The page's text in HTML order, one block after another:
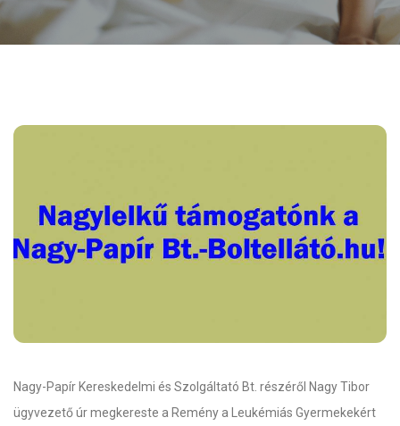
Nagy-Papír Kereskedelmi és Szolgáltató Bt. részéről Nagy Tibor
ügyvezető úr megkereste a Remény a Leukémiás Gyermekekért